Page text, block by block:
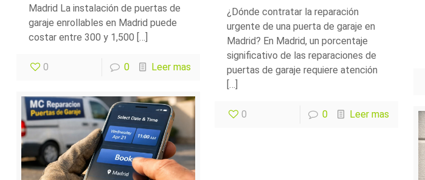
Madrid La instalación de puertas de
garaje enrollables en Madrid puede
costar entre 300 y 1,500 […]
0 0 Leer mas
¿Dónde contratar la reparación
urgente de una puerta de garaje en
Madrid? En Madrid, un porcentaje
significativo de las reparaciones de
puertas de garaje requiere atención
[…]
0 0 Leer mas